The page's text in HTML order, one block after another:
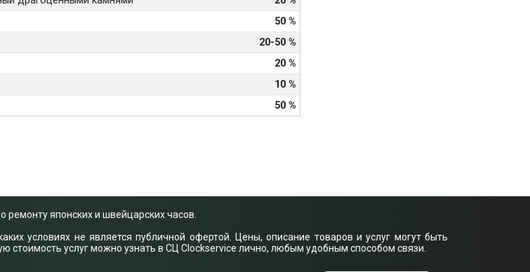
50 %
20-50 %
20 %
10 %
50 %
японских и швейцарских часов.
условиях не является публичной офертой. Цены, описание товаров и услуг могут быть
услуг можно узнать в СЦ Clockservice лично, любым удобным способом связи.